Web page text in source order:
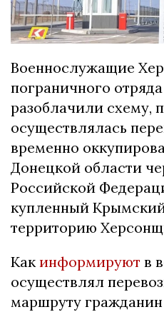
Военнослужащие
пограничного
разоблачили схему,
осуществлялась
временно
Донецкой области
Российской
купленный
территорию
Как информируют в
осуществлял
маршруту